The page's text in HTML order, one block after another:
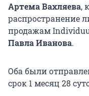
Артема Вахляева,
распространение
продажам
Павла Иванова.
Оба были
срок 1 месяц 28